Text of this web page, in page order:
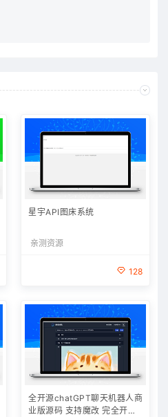
星宇API图床系统
亲测资源
128
全开源chatGPT聊天机器人商
业版源码 支持魔改 完全开放